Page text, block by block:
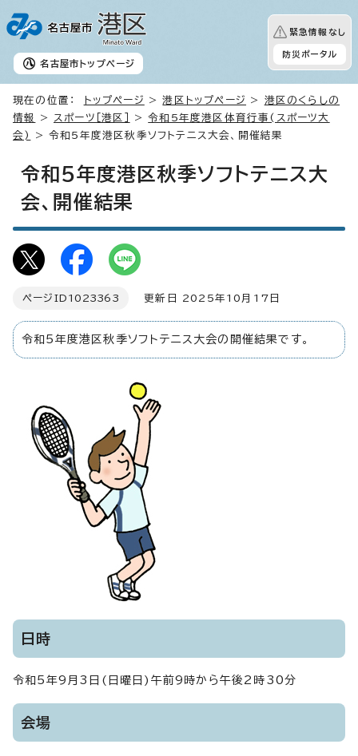
名古屋市 トップページ
緊急情報なし
防災ポータル
現在の位置： トップページ >港区トップページ > 港区のくらしの
情報
> スポーツ［港区］ >令和5年度港区体育行事(スポーツ大
会)
> 令和5年度港区秋季ソフトテニス大会、開催結果
令和5年度港区秋季ソフトテニス大
会、開催結果
ページID 1023363 更新日 2025年10月17日
令和5年度港区秋季ソフトテニス大会の開催結果です。
日時
令和5年9月3日(日曜日)午前9時から午後2時30分
会場